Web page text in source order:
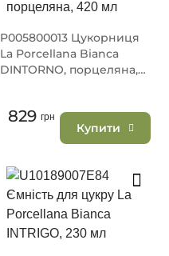
P005800013 Цукорниця
La Porcellana Bianca
DINTORNO, порцеляна,
829 грн
Купити